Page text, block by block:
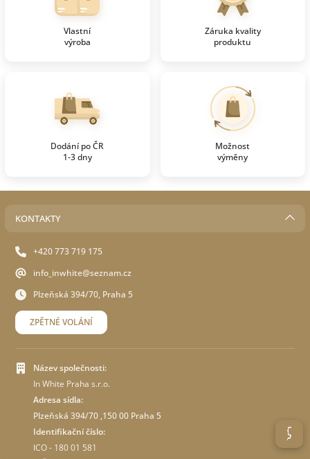
Vlastní
výroba
Záruka kvality
produktu
Dodání po ČR
1-3 dny
Možnost
výměny
KONTAKTY
+420 773 719 175
info_inwhite@seznam.cz
Plzeňská 394/70, Praha 5
ZPĚTNÉ VOLÁNÍ
Název společnosti:
In White Praha s.r.o.
Adresa sídla:
Plzeňská 394/70 ,150 00 Praha 5
Identifikační číslo:
ICO - 180 01 581